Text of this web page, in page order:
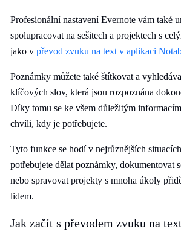
Profesionální nastavení Evernote vám také
spolupracovat na sešitech a projektech s
jako v převod zvuku na text v aplikaci
Poznámky můžete také štítkovat a
klíčových slov, která jsou rozpoznána
Díky tomu se ke všem důležitým
chvíli, kdy je potřebujete.
Tyto funkce se hodí v nejrůznějších
potřebujete dělat poznámky, dokumentovat
nebo spravovat projekty s mnoha úkoly
lidem.
Jak začít s převodem zvuku na